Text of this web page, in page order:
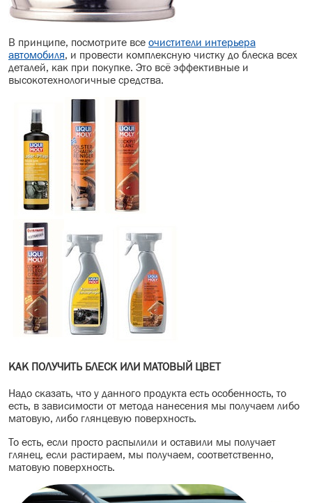
В принципе, посмотрите все очистители интерьера
автомобиля, и провести комплексную чистку до блеска всех
деталей, как при покупке. Это всё эффективные и
высокотехнологичные средства.
КАК ПОЛУЧИТЬ БЛЕСК ИЛИ МАТОВЫЙ ЦВЕТ
Надо сказать, что у данного продукта есть особенность, то
есть, в зависимости от метода нанесения мы получаем либо
матовую, либо глянцевую поверхность.
То есть, если просто распылили и оставили мы получает
глянец, если растираем, мы получаем, соответственно,
матовую поверхность.